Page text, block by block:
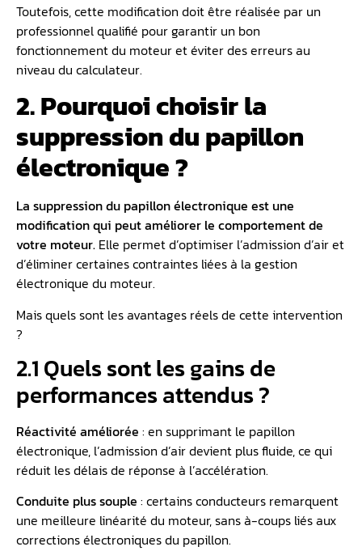
Toutefois, cette modification doit être réalisée par un
professionnel qualifié pour garantir un bon
fonctionnement du moteur et éviter des erreurs au
niveau du calculateur.
2. Pourquoi choisir la
suppression du papillon
électronique ?
La suppression du papillon électronique est une
modification qui peut améliorer le comportement de
votre moteur. Elle permet d’optimiser l’admission d’air et
d’éliminer certaines contraintes liées à la gestion
électronique du moteur.
Mais quels sont les avantages réels de cette intervention
?
2.1 Quels sont les gains de
performances attendus ?
Réactivité améliorée : en supprimant le papillon
électronique, l’admission d’air devient plus fluide, ce qui
réduit les délais de réponse à l’accélération.
Conduite plus souple : certains conducteurs remarquent
une meilleure linéarité du moteur, sans à-coups liés aux
corrections électroniques du papillon.